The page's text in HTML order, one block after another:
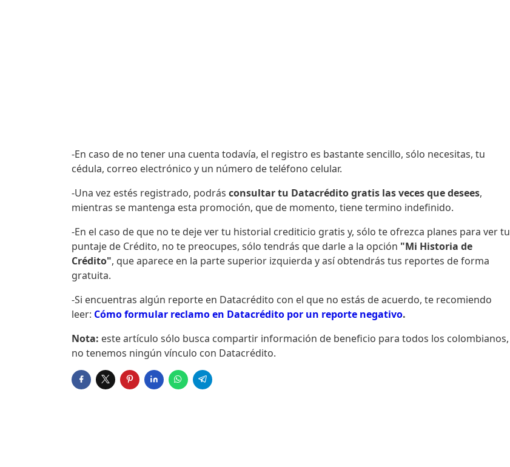
-En caso de no tener una cuenta todavía, el registro es bastante sencillo, sólo necesitas, tu
cédula, correo electrónico y un número de teléfono celular.
-Una vez estés registrado, podrás consultar tu Datacrédito gratis las veces que desees,
mientras se mantenga esta promoción, que de momento, tiene termino indefinido.
-En el caso de que no te deje ver tu historial crediticio gratis y, sólo te ofrezca planes para ver tu
puntaje de Crédito, no te preocupes, sólo tendrás que darle a la opción "Mi Historia de
Crédito", que aparece en la parte superior izquierda y así obtendrás tus reportes de forma
gratuita.
-Si encuentras algún reporte en Datacrédito con el que no estás de acuerdo, te recomiendo
leer: Cómo formular reclamo en Datacrédito por un reporte negativo.
Nota: este artículo sólo busca compartir información de beneficio para todos los colombianos,
no tenemos ningún vínculo con Datacrédito.